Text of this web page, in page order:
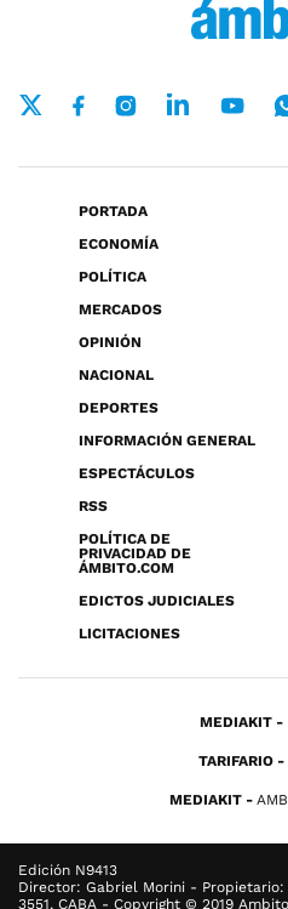
PORTADA
ECONOMÍA
POLÍTICA
MERCADOS
OPINIÓN
NACIONAL
DEPORTES
INFORMACIÓN GENERAL
ESPECTÁCULOS
RSS
POLÍTICA DE
PRIVACIDAD DE
ÁMBITO.COM
EDICTOS JUDICIALES
LICITACIONES
MEDIAKIT
TARIFARIO
MEDIAKIT
Edición N9413
Director: Gabriel Morini -
3551, CABA - Copyright © 2019